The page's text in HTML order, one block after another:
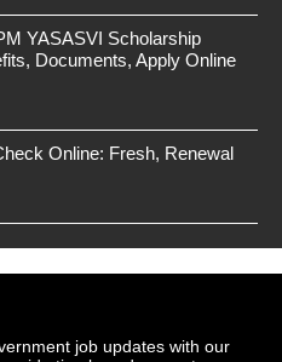
YASASVI Scholarship
Documents, Apply Online
Online: Fresh, Renewal
job updates with our